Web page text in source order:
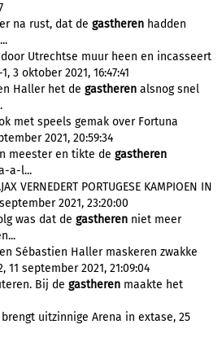
na rust, dat de gastheren hadden
Utrechtse muur heen en incasseert
3 oktober 2021, 16:47:41
Haller het de gastheren alsnog snel
met speels gemak over Fortuna
2021, 20:59:34
meester en tikte de gastheren
a-l...
VERNEDERT PORTUGESE KAMPIOEN IN
2021, 23:20:00
was dat de gastheren niet meer
Sébastien Haller maskeren zwakke
11 september 2021, 21:09:04
Bij de gastheren maakte het
uitzinnige Arena in extase, 25